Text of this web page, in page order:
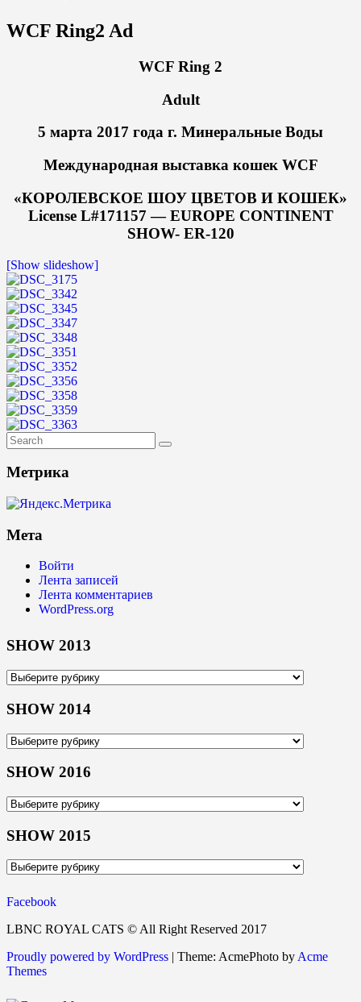
WCF Ring2 Ad
WCF Ring 2
Adult
5 марта 2017 года г. Минеральные Воды
Международная выставка кошек WCF
«КОРОЛЕВСКОЕ ШОУ ЦВЕТОВ И КОШЕК»
License L#171157 — EUROPE CONTINENT
SHOW- ER-120
[Show slideshow]
Метрика
Мета
Войти
Лента записей
Лента комментариев
WordPress.org
SHOW 2013
SHOW
SHOW 2014
SHOW
SHOW 2016
SHOW
SHOW 2015
SHOW
Facebook
LBNC ROYAL CATS © All Right Reserved 2017
Proudly powered by WordPress | Theme: AcmePhoto byAcme
Themes